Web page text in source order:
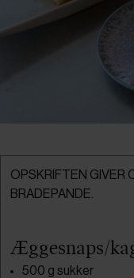
OPSKRIFTEN GIVER
BRADEPANDE.
Æggesnaps/
500 g sukker